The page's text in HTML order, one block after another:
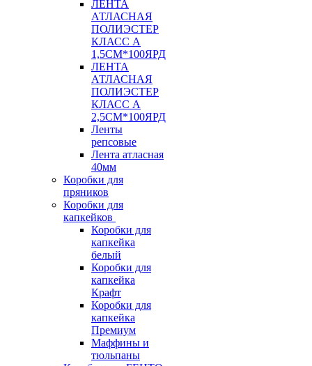
ЛЕНТА
АТЛАСНАЯ
ПОЛИЭСТЕР
КЛАСС А
1,5СМ*100ЯРД
ЛЕНТА
АТЛАСНАЯ
ПОЛИЭСТЕР
КЛАСС А
2,5СМ*100ЯРД
Ленты
репсовые
Лента атласная
40мм
Коробки для
пряников
Коробки для
капкейков
Коробки для
капкейка
белый
Коробки для
капкейка
Крафт
Коробки для
капкейка
Премиум
Маффины и
тюльпаны